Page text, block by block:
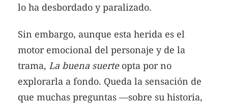
lo ha desbordado y paralizado.
Sin embargo, aunque esta herida es el
motor emocional del personaje y de la
trama, La buena suerte opta por no
explorarla a fondo. Queda la sensación de
que muchas preguntas —sobre su historia,